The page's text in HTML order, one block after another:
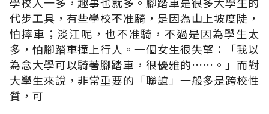
代步工具，有些學校不准騎，是因為山上坡度陡，
怕摔車；淡江呢，也不准騎，不過是因為學生太
多，怕腳踏車撞上行人。一個女生很失望：「我以
為念大學可以騎著腳踏車，很優雅的……。」而對
大學生來說，非常重要的「聯誼」一般多是跨校性
質，可